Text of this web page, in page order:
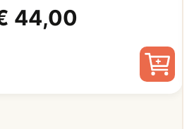
44,00